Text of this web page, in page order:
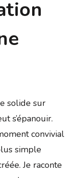
solide sur
s’épanouir.
convivial
simple
Je raconte